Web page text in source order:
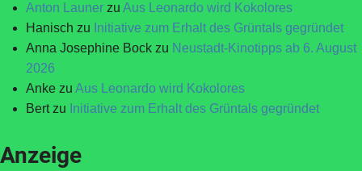
Anton Launer zu Aus Leonardo wird Kokolores
Hanisch zu Initiative zum Erhalt des Grüntals gegründet
Anna Josephine Bock zu Neustadt-Kinotipps ab 6. August
2026
Anke zu Aus Leonardo wird Kokolores
Bertzu Initiative zum Erhalt des Grüntals gegründet
Anzeige